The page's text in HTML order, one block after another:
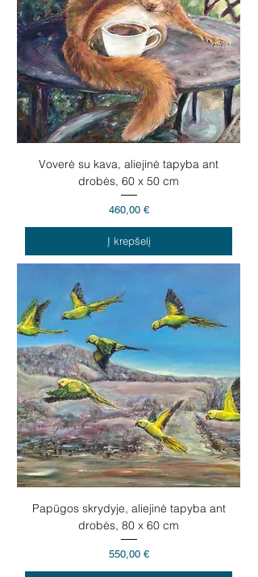
Voverė su kava, aliejinė tapyba ant
drobės, 60 x 50 cm
Kaina
460,00 €
Į krepšelį
Papūgos skrydyje, aliejinė tapyba ant
drobės, 80 x 60 cm
Kaina
550,00 €